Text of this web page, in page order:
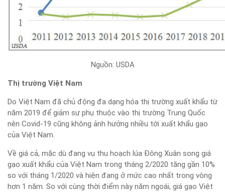
Nguồn: USDA
Thị trường Việt Nam
Do Việt Nam đã chủ động đa dạng hóa thị trường xuất khẩu từ
năm 2019 để giảm sự phụ thuộc vào thị trường Trung Quốc
nên Covid-19 cũng không ảnh hưởng nhiều tới xuất khẩu gạo
của Việt Nam.
Về giá cả, mặc dù đang vụ thu hoạch lúa Đông Xuân song giá
gạo xuất khẩu của Việt Nam trong tháng 2/2020 tăng gần 10%
so với tháng 1/2020 và hiện đang ở mức cao nhất trong vòng
hơn 1 năm. So với cùng thời điểm này năm ngoái, giá gạo Việt